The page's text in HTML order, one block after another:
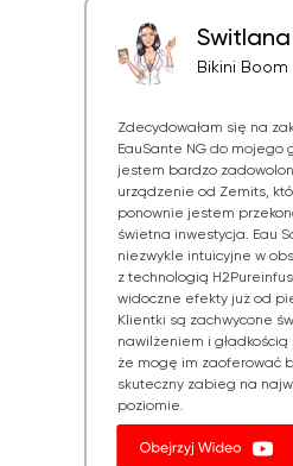
Bikini
Switlana
Zdecydowałam się na
EauSante NG do mojego
jestem bardzo
urządzenie od Zemits,
ponownie jestem
świetna inwestycja. Eau
niezwykle intuicyjne w
z technologią
widoczne efekty już od
Klientki są zachwycone
nawilżeniem i gładkością
że mogę im zaoferować
skuteczny zabieg na
poziomie.